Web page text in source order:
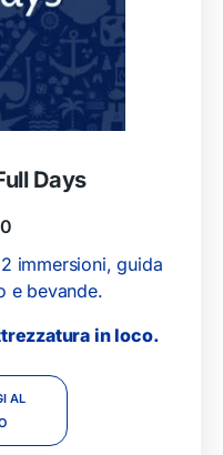
Days
immersioni, guida
e bevande.
in loco.
AL